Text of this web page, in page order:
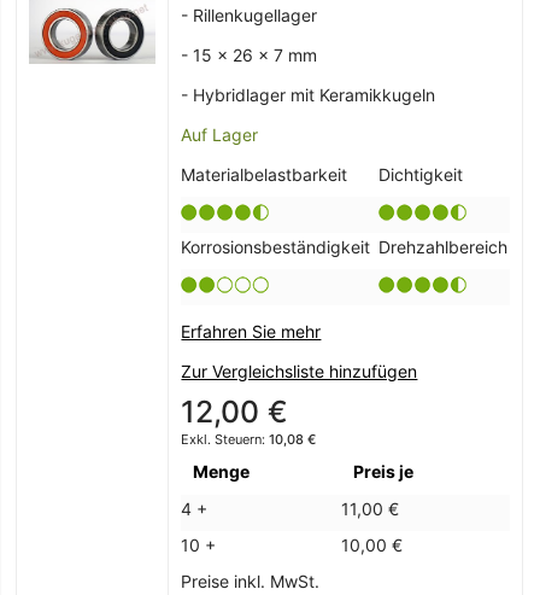
- Rillenkugellager
- 15 x 26 x 7 mm
- Hybridlager mit Keramikkugeln
Auf Lager
Materialbelastbarkeit
Dichtigkeit
Korrosionsbeständigkeit Drehzahlbereich
Erfahren Sie mehr
Zur Vergleichsliste hinzufügen
12,00 €
10,08 €
Menge
Preis je
4 +
11,00 €
10 +
10,00 €
Preise inkl. MwSt.